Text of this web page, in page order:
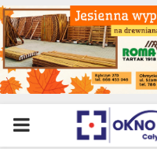
PRIMARY